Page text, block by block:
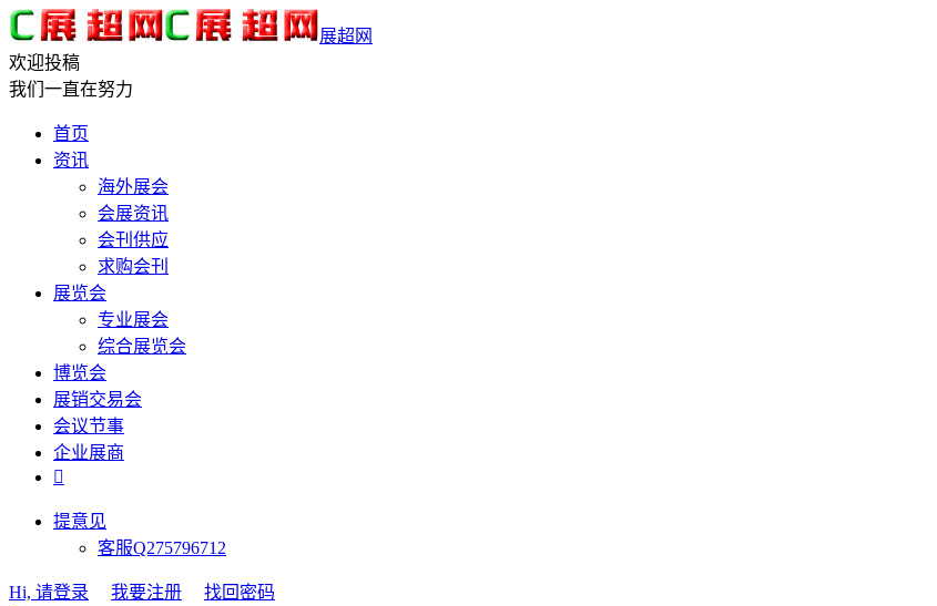
展超网
欢迎投稿
我们一直在努力
首页
资讯
海外展会
会展资讯
会刊供应
求购会刊
展览会
专业展会
综合展览会
博览会
展销交易会
会议节事
企业展商

提意见
客服Q275796712
Hi, 请登录 我要注册
找回密码